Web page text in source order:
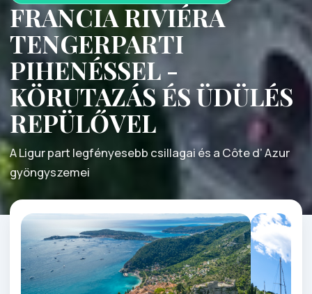
FRANCIA RIVIÉRA
TENGERPARTI
PIHENÉSSEL -
KÖRUTAZÁS ÉS ÜDÜLÉS
REPÜLŐVEL
A Ligur part legfényesebb csillagai és a Côte d’ Azur
gyöngyszemei